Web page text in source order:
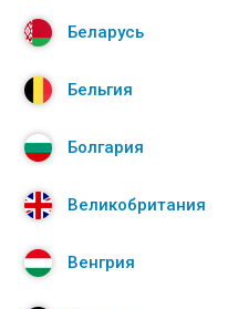
Беларусь
Бельгия
Болгария
Великобритания
Венгрия